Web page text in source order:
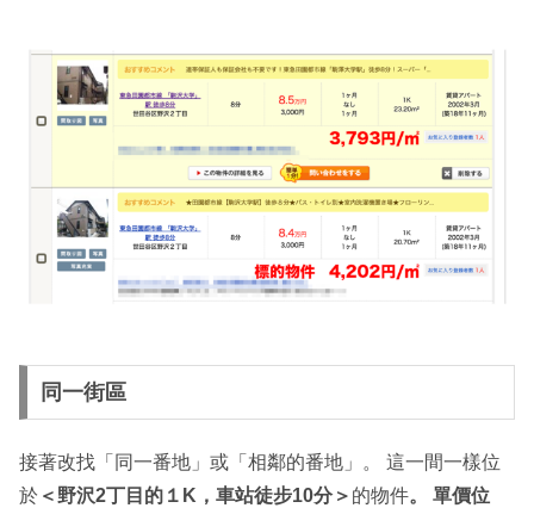
同一街區
接著改找「同一番地」或「相鄰的番地」。 這一間一樣位
於 ＜野沢2丁目的１K，車站徒步10分＞ 的物件。 單價位